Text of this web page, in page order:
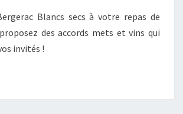
LA
FÊTE
Blancs secs à votre repas de
des accords mets et vins qui
invités !